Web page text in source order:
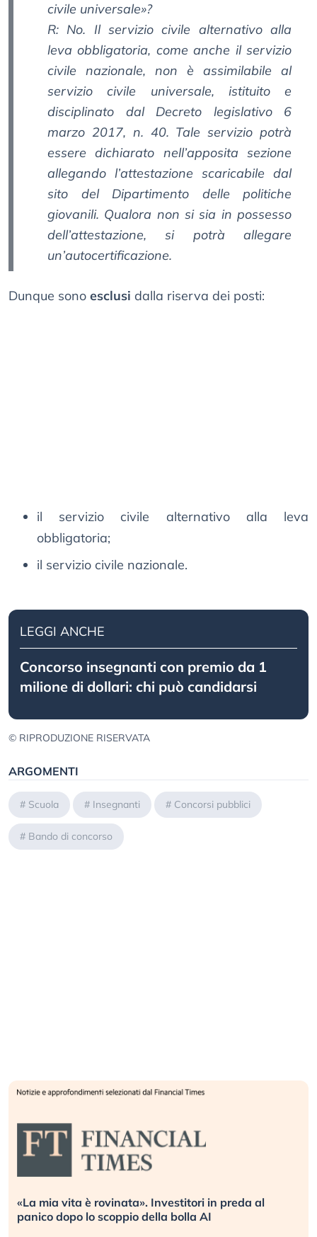
civile universale»?
R: No. Il servizio civile alternativo alla
leva obbligatoria, come anche il servizio
civile nazionale, non è assimilabile al
servizio civile universale, istituito e
disciplinato dal Decreto legislativo 6
marzo 2017, n. 40. Tale servizio potrà
essere dichiarato nell’apposita sezione
allegando l’attestazione scaricabile dal
sito del Dipartimento delle politiche
giovanili. Qualora non si sia in possesso
dell’attestazione, si potrà allegare
un’autocertificazione.
Dunque sono esclusi dalla riserva dei posti:
il servizio civile alternativo alla leva
obbligatoria;
il servizio civile nazionale.
LEGGI ANCHE
Concorso insegnanti con premio da 1
milione di dollari: chi può candidarsi
© RIPRODUZIONE RISERVATA
ARGOMENTI
# Scuola # Insegnanti # Concorsi pubblici
# Bando di concorso
«La mia vita è rovinata». Investitori in preda al
panico dopo lo scoppio della bolla AI